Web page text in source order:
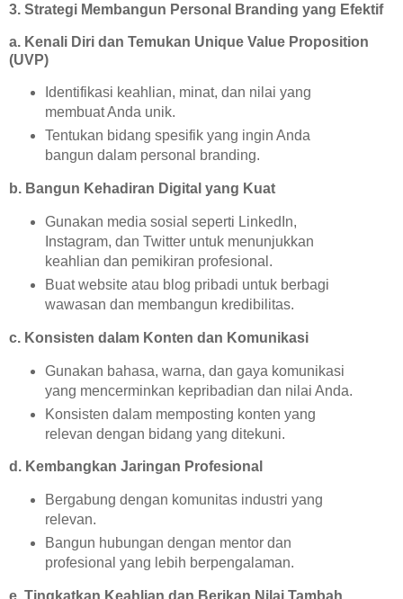
3. Strategi Membangun Personal Branding yang Efektif
a. Kenali Diri dan Temukan Unique Value Proposition
(UVP)
Identifikasi keahlian, minat, dan nilai yang
membuat Anda unik.
Tentukan bidang spesifik yang ingin Anda
bangun dalam personal branding.
b. Bangun Kehadiran Digital yang Kuat
Gunakan media sosial seperti LinkedIn,
Instagram, dan Twitter untuk menunjukkan
keahlian dan pemikiran profesional.
Buat website atau blog pribadi untuk berbagi
wawasan dan membangun kredibilitas.
c. Konsisten dalam Konten dan Komunikasi
Gunakan bahasa, warna, dan gaya komunikasi
yang mencerminkan kepribadian dan nilai Anda.
Konsisten dalam memposting konten yang
relevan dengan bidang yang ditekuni.
d. Kembangkan Jaringan Profesional
Bergabung dengan komunitas industri yang
relevan.
Bangun hubungan dengan mentor dan
profesional yang lebih berpengalaman.
e. Tingkatkan Keahlian dan Berikan Nilai Tambah